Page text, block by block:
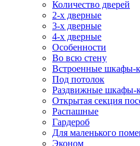
Количество дверей
2-х дверные
3-х дверные
4-х дверные
Особенности
Во всю стену
Встроенные шкафы-
Под потолок
Раздвижные шкафы-
Открытая секция
Распашные
Гардероб
Для маленького
Эконом